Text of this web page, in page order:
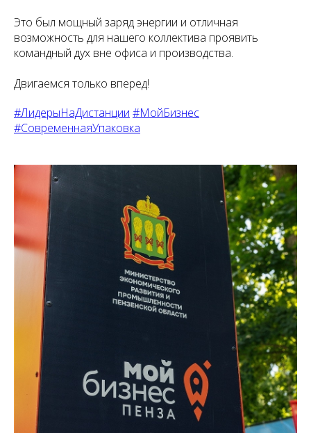
Это был мощный заряд энергии и отличная
возможность для нашего коллектива проявить
командный дух вне офиса и производства.
Двигаемся только вперед!
#ЛидерыНаДистанции #МойБизнес
#СовременнаяУпаковка